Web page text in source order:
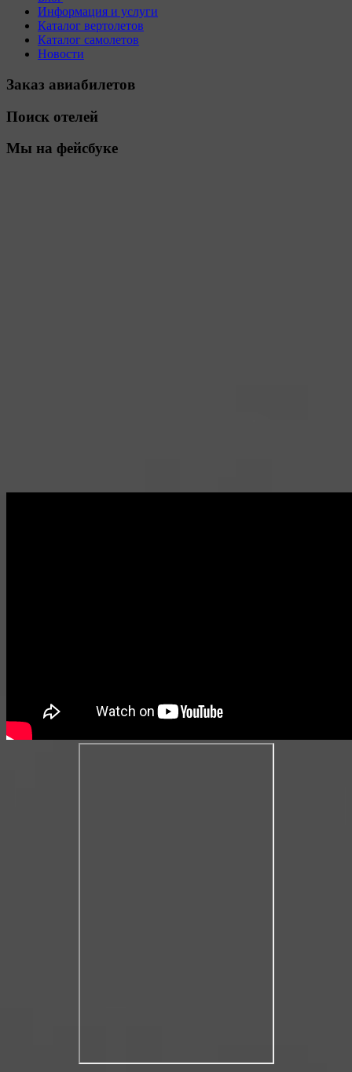
Информация и услуги
Каталог вертолетов
Каталог самолетов
Новости
Заказ авиабилетов
Поиск отелей
Мы на фейсбуке